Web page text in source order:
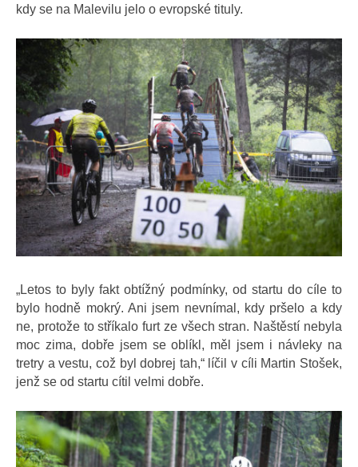
kdy se na Malevilu jelo o evropské tituly.
„Letos to byly fakt obtížný podmínky, od startu do cíle to
bylo hodně mokrý. Ani jsem nevnímal, kdy pršelo a kdy
ne, protože to stříkalo furt ze všech stran. Naštěstí nebyla
moc zima, dobře jsem se oblíkl, měl jsem i návleky na
tretry a vestu, což byl dobrej tah,“ líčil v cíli Martin Stošek,
jenž se od startu cítil velmi dobře.